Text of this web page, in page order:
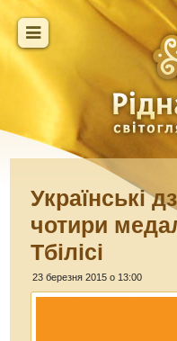
Українські
чотири
Тбілісі
23 березня 2015 о 13:00